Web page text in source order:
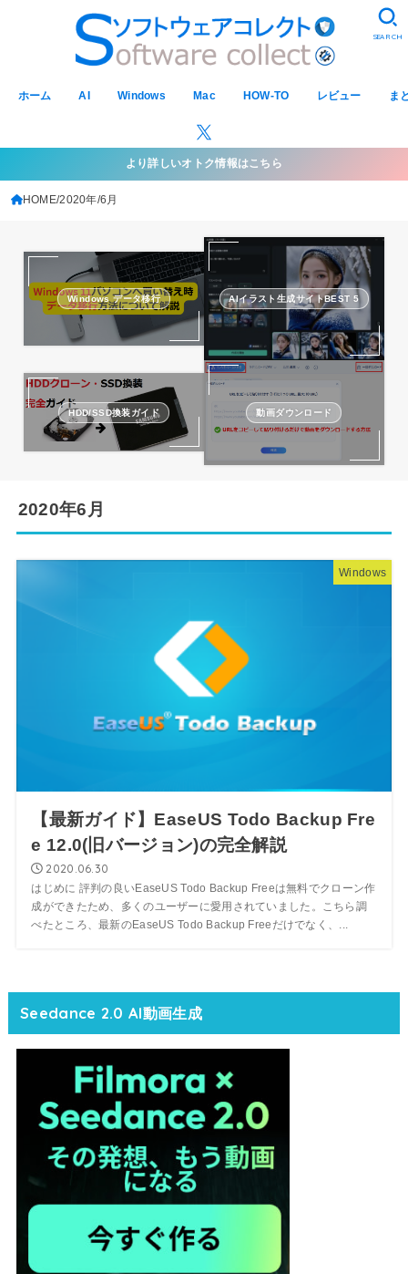
ホーム AI Windows Mac HOW-TO レビュー ま
SEARCH
より詳しいオトク情報はこちら
HOME 2020年 6月
Windows データ移行 AIイラスト生成サイトBEST 5
HDD/SSD換装ガイド 動画ダウンロード
2020年6月
Windows
【最新ガイド】EaseUS Todo Backup Fre
e 12.0​(旧バージョン)の完全解説
2020.06.30
はじめに 評判の良いEaseUS Todo Backup Freeは無料でクローン作
成ができたため、多くのユーザーに愛用されていました。こちら調
べたところ、最新のEaseUS Todo Backup Freeだけでなく、...
Seedance 2.0 AI動画生成